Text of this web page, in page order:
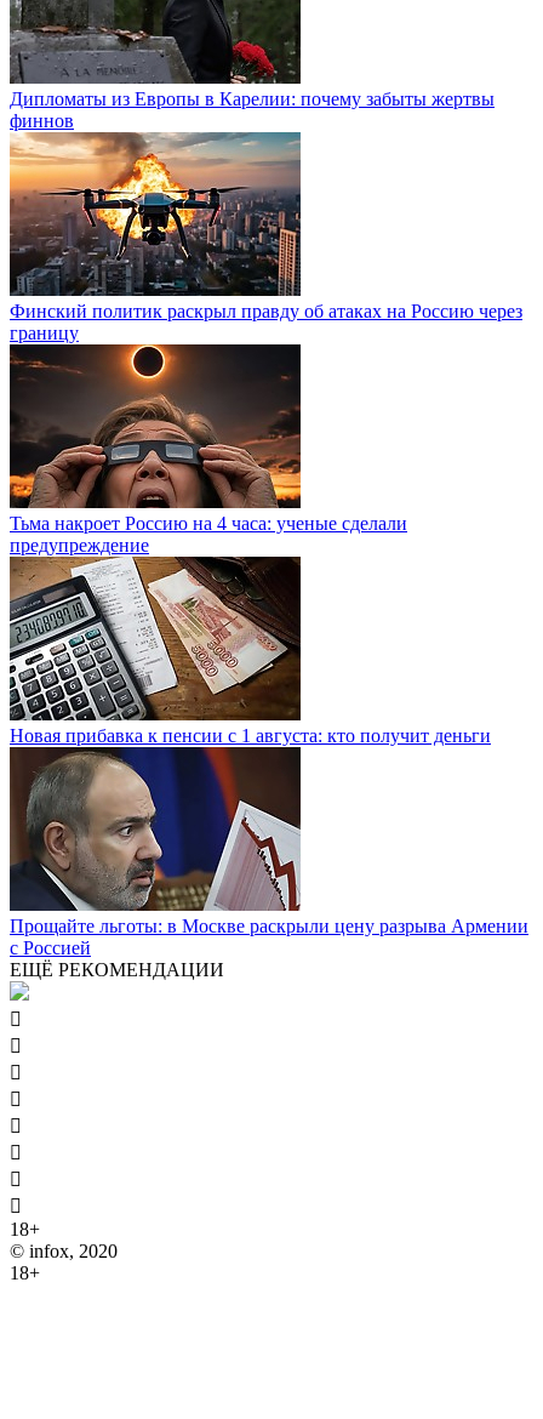
Дипломаты из Европы в Карелии: почему забыты жертвы
финнов
Финский политик раскрыл правду об атаках на Россию через
границу
Тьма накроет Россию на 4 часа: ученые сделали
предупреждение
Новая прибавка к пенсии с 1 августа: кто получит деньги
Прощайте льготы: в Москве раскрыли цену разрыва Армении
с Россией
ЕЩЁ РЕКОМЕНДАЦИИ








18+
© infox, 2020
18+